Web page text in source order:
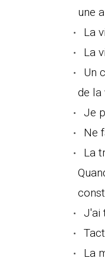
une
La
La
Un
de la
Je
Ne
La
J'ai
La